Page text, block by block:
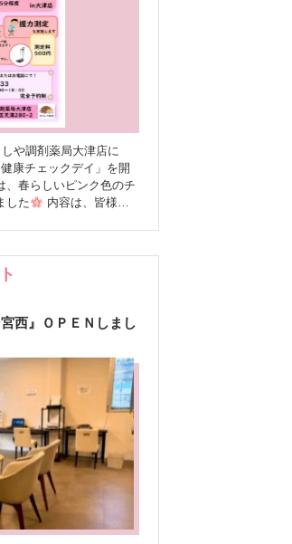
考え方
配信の中でお
ップラーメンやファース
いう話ではありませ
どう付き合うか といっ
にお話ししています。
フの私自身も、「なるほ
れ知らんかった！」
でした。 自分の食生活
けにもなった回です
ルが！？
ここからは
放送直前に通信トラブル
できるのか！？」とい
ューサーのおかげで、無
回はいつも以上にハラ
場スタッフ全員「ちゃん
心ドキドキ
者さま限定でお届けして
も分かりやすく、日常
で、もっと多くの方に見
と感じています
、まだ見たことないなぁ
してへんなぁ」 また、
うで気になる…」「以前
気になってブロックし
しゃるかもしれません。
にしたまま登録して
なときだけ配信内容を
るテーマの回だけご覧い
や調剤薬局大津店に
康チェックデイ」を開
、春らしいピンク色のチ
した
内容は、皆様の
握力計の結果をもと
少症）のチェックシー
の状態や、その予防・
がらじっくりとお話を
筋肉量の低下が見られ
にタンパク質を摂るこ
動を取り入れること ★
心がけること など、具
いただきました
ご
しいことが
になったわ！」 「こ
分の体を測定できて本
認できて、これからもう
ったお声を
と真剣に向き合う、良
で、私たちも大変嬉しく
西』ＯＰＥＮしまし